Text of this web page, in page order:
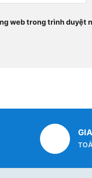
web trong trình duyệt